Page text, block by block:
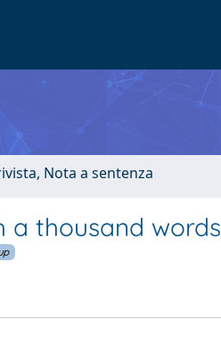
Nota a sentenza
a thousand words